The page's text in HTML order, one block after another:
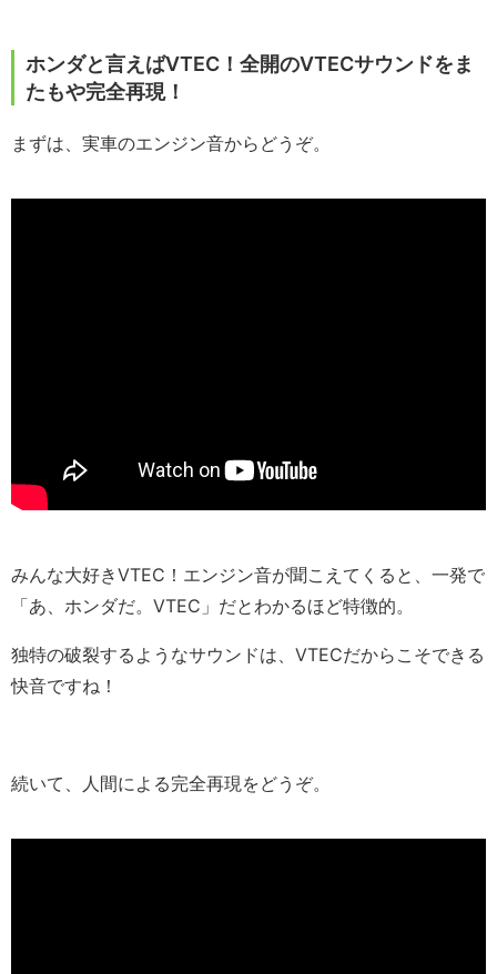
ホンダと言えばVTEC！全開のVTECサウンドをま
たもや完全再現！
まずは、実車のエンジン音からどうぞ。
みんな大好きVTEC！エンジン音が聞こえてくると、一発で
「あ、ホンダだ。VTEC」だとわかるほど特徴的。
独特の破裂するようなサウンドは、VTECだからこそできる
快音ですね！
続いて、人間による完全再現をどうぞ。